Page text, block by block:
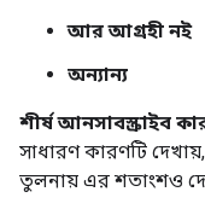
আর আগ্রহী নই
অন্যান্য
শীর্ষ আনসাবস্ক্রাইব
সাধারণ কারণটি
তুলনায় এর শতাংশও